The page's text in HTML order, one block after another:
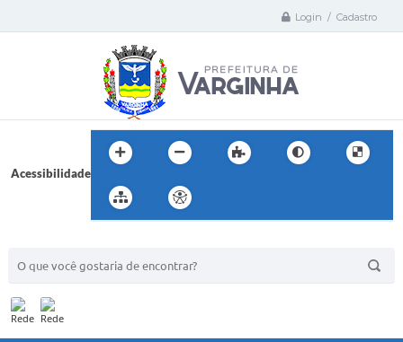
Login / Cadastro
Acessibilidade